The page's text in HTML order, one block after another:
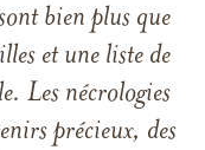
bien plus que
et une liste de
Les nécrologies
précieux, des